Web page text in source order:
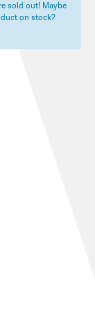
sold out! Maybe
on stock?